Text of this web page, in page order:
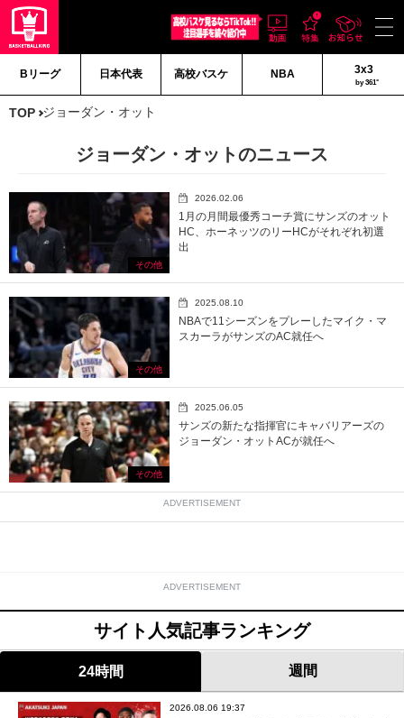
Bリーグ 日本代表 高校バスケ NBA 3x3
by 361°
TOP ジョーダン・オット
ジョーダン・オットのニュース
その他
2026.02.06
1月の月間最優秀コーチ賞にサンズのオット
HC、ホーネッツのリーHCがそれぞれ初選
出
その他
2025.08.10
NBAで11シーズンをプレーしたマイク・マ
スカーラがサンズのAC就任へ
その他
2025.06.05
サンズの新たな指揮官にキャバリアーズの
ジョーダン・オットACが就任へ
ADVERTISEMENT
ADVERTISEMENT
サイト人気記事ランキング
24時間 週間
2026.08.06 19:37